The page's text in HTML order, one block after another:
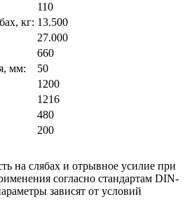
110
кг: 13.500
27.000
660
мм:
50
1200
1216
480
200
на слябах и отрывное усилие при
согласно стандартам DIN-
зависят от условий